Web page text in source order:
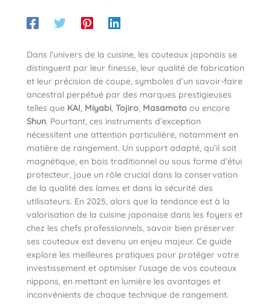
Dans l’univers de la cuisine, les couteaux japonais se
distinguent par leur finesse, leur qualité de fabrication
et leur précision de coupe, symboles d’un savoir-faire
ancestral perpétué par des marques prestigieuses
telles que KAI, Miyabi, Tojiro, Masamoto ou encore
Shun. Pourtant, ces instruments d’exception
nécessitent une attention particulière, notamment en
matière de rangement. Un support adapté, qu’il soit
magnétique, en bois traditionnel ou sous forme d’étui
protecteur, joue un rôle crucial dans la conservation
de la qualité des lames et dans la sécurité des
utilisateurs. En 2025, alors que la tendance est à la
valorisation de la cuisine japonaise dans les foyers et
chez les chefs professionnels, savoir bien préserver
ses couteaux est devenu un enjeu majeur. Ce guide
explore les meilleures pratiques pour protéger votre
investissement et optimiser l’usage de vos couteaux
nippons, en mettant en lumière les avantages et
inconvénients de chaque technique de rangement.